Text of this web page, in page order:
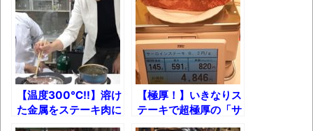
ｗ
新装版「ご冗談でしょう、ファインマンさ
ん（上）（下）」発売
【画像】整形で2400万円超えの美女、水着
グラビアに挑戦
歴ログは10周年ですがnoteに引っ越します
【温度300℃!!】溶け
た金属をステーキ肉に
【極厚！】いきなりス
テーキで超極厚の「サ